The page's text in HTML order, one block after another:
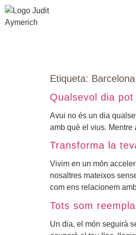
Etiqueta: Barcelona
Qualsevol dia
Avui no és un dia
amb què el vius.
Transforma la
Vivim en un món
nosaltres mateixos
com ens relacionem
Tots som
Un dia, el món seguirà